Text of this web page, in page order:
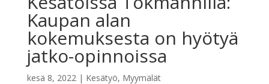
Kaupan alan
kokemuksesta on hyötyä
jatko-opinnoissa
kesä 8, 2022| Kesätyö, Myymälät